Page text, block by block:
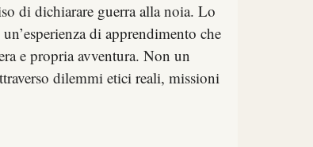
di dichiarare guerra alla noia. Lo
un’esperienza di apprendimento che
e propria avventura. Non un
dilemmi etici reali, missioni